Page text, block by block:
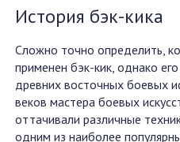
История бэк-кика
Сложно точно определить,
применен бэк-кик, однако
древних восточных боевых
веков мастера боевых
оттачивали различные
одним из наиболее